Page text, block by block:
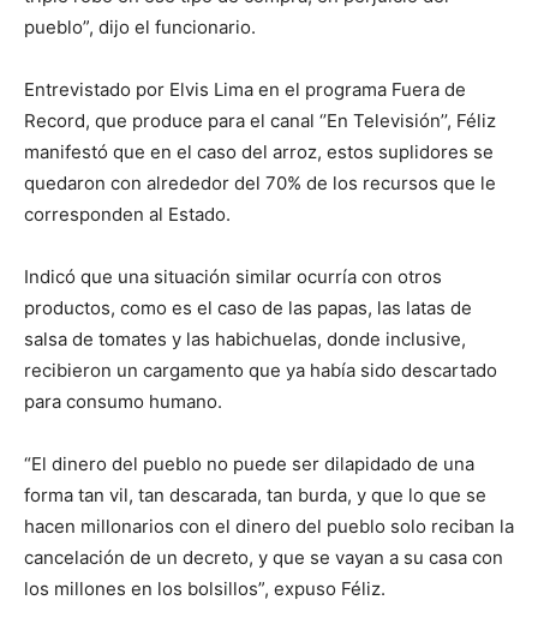
pueblo”, dijo el funcionario.
Entrevistado por Elvis Lima en el programa Fuera de
Record, que produce para el canal ‘’En Televisión’’, Féliz
manifestó que en el caso del arroz, estos suplidores se
quedaron con alrededor del 70% de los recursos que le
corresponden al Estado.
Indicó que una situación similar ocurría con otros
productos, como es el caso de las papas, las latas de
salsa de tomates y las habichuelas, donde inclusive,
recibieron un cargamento que ya había sido descartado
para consumo humano.
“El dinero del pueblo no puede ser dilapidado de una
forma tan vil, tan descarada, tan burda, y que lo que se
hacen millonarios con el dinero del pueblo solo reciban la
cancelación de un decreto, y que se vayan a su casa con
los millones en los bolsillos”, expuso Féliz.